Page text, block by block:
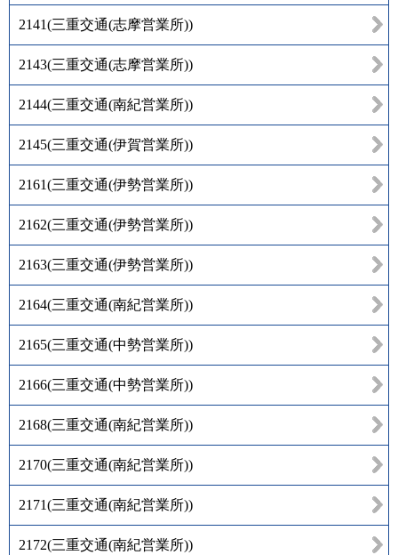
2141(三重交通(志摩営業所))
2143(三重交通(志摩営業所))
2144(三重交通(南紀営業所))
2145(三重交通(伊賀営業所))
2161(三重交通(伊勢営業所))
2162(三重交通(伊勢営業所))
2163(三重交通(伊勢営業所))
2164(三重交通(南紀営業所))
2165(三重交通(中勢営業所))
2166(三重交通(中勢営業所))
2168(三重交通(南紀営業所))
2170(三重交通(南紀営業所))
2171(三重交通(南紀営業所))
2172(三重交通(南紀営業所))